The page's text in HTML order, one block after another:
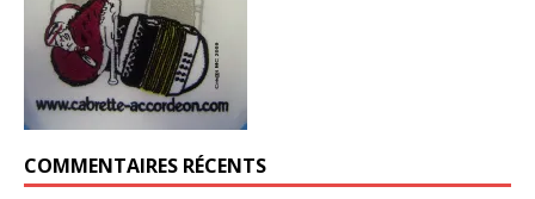
COMMENTAIRES RÉCENTS